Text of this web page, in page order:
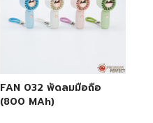
FAN 032 พัดลมมือถือ
(800 MAh)